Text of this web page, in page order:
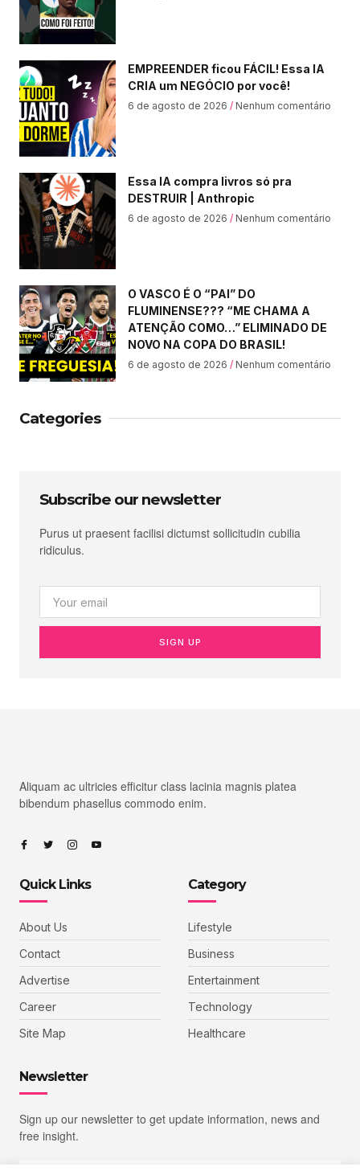
EMPREENDER ficou FÁCIL! Essa IA
CRIA um NEGÓCIO por você!
6 de agosto de 2026 Nenhum comentário
Essa IA compra livros só pra
DESTRUIR | Anthropic
6 de agosto de 2026 Nenhum comentário
O VASCO É O “PAI” DO
FLUMINENSE??? “ME CHAMA A
ATENÇÃO COMO…” ELIMINADO DE
NOVO NA COPA DO BRASIL!
6 de agosto de 2026 Nenhum comentário
Categories
Subscribe our newsletter
Purus ut praesent facilisi dictumst sollicitudin cubilia
ridiculus.
SIGN UP
Aliquam ac ultricies efficitur class lacinia magnis platea
bibendum phasellus commodo enim.
Quick Links
About Us
Contact
Advertise
Career
Site Map
Category
Lifestyle
Business
Entertainment
Technology
Healthcare
Newsletter
Sign up our newsletter to get update information, news and
free insight.